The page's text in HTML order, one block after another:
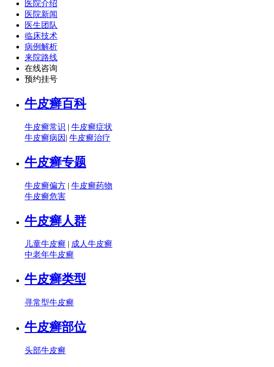
医院介绍
医院新闻
医生团队
临床技术
病例解析
来院路线
在线咨询
预约挂号
牛皮癣百科
牛皮癣常识 | 牛皮癣症状
牛皮癣病因 | 牛皮癣治疗
牛皮癣专题
牛皮癣偏方 | 牛皮癣药物
牛皮癣危害
牛皮癣人群
儿童牛皮癣 | 成人牛皮癣
中老年牛皮癣
牛皮癣类型
寻常型牛皮癣
牛皮癣部位
头部牛皮癣